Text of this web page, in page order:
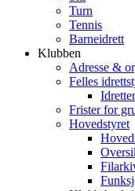
Turn
Tennis
Barneidrett
Klubben
Adresse &
Felles
Frister for
Hovedstyret